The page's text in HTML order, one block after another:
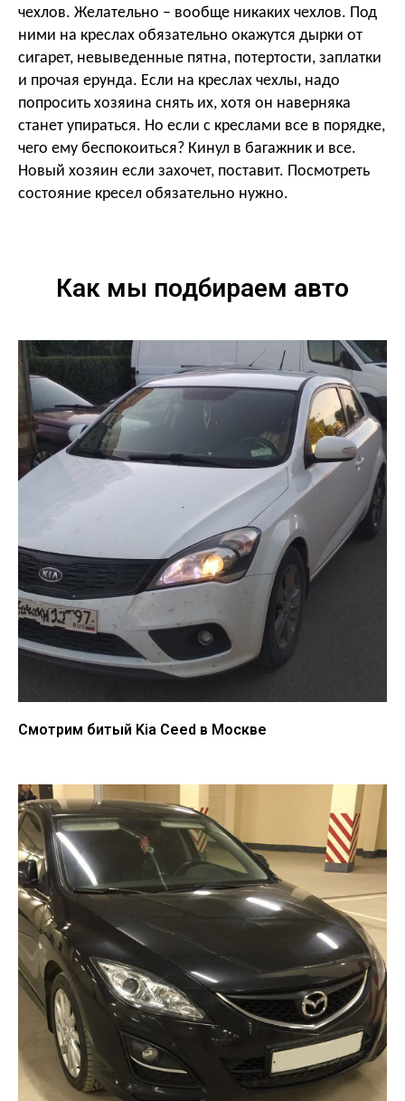
чехлов. Желательно – вообще никаких чехлов. Под
ними на креслах обязательно окажутся дырки от
сигарет, невыведенные пятна, потертости, заплатки
и прочая ерунда. Если на креслах чехлы, надо
попросить хозяина снять их, хотя он наверняка
станет упираться. Но если с креслами все в порядке,
чего ему беспокоиться? Кинул в багажник и все.
Новый хозяин если захочет, поставит. Посмотреть
состояние кресел обязательно нужно.
Как мы подбираем авто
Смотрим битый Kia Ceed в Москве